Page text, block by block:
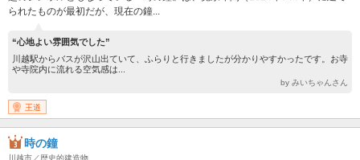
られたものが最初だが、現在の鐘...
“心地よい雰囲気でした”
川越駅からバスが沢山出ていて、ふらりと行きましたが分かりやすかったです。お寺
や寺院内に流れる空気感は...
by みいちゃんさん
王道
時の鐘